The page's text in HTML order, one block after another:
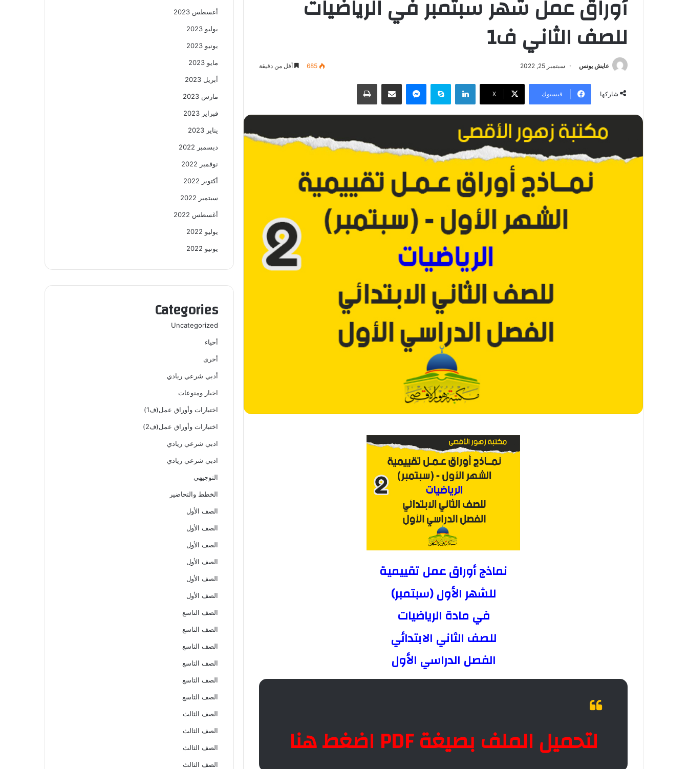
أوراق عمل شهر سبتمبر في الرياضيات
للصف الثاني ف1
عايش يونس سبتمبر 25, 2022 685 أقل من دقيقة
شاركها فيسبوك ‫X
لينكدإن سكايب
نماذج أوراق عمل تقييمية
للشهر الأول (سبتمبر)
في مادة الرياضيات
للصف الثاني الابتدائي
الفصل الدراسي الأول
لتحميل الملف بصيغة PDF اضغط هنا
أغسطس 2023
يوليو 2023
يونيو 2023
مايو 2023
أبريل 2023
مارس 2023
فبراير 2023
يناير 2023
ديسمبر 2022
نوفمبر 2022
أكتوبر 2022
سبتمبر 2022
أغسطس 2022
يوليو 2022
يونيو 2022
Categories
Uncategorized
أحياء
أخرى
أدبي شرعي ريادي
اخبار ومنوعات
اختبارات وأوراق عمل(ف1)
اختبارات وأوراق عمل(ف2)
ادبي شرعي ريادي
ادبي شرعي ريادي
التوجيهي
الخطط والتحاضير
الصف الأول
الصف الأول
الصف الأول
الصف الأول
الصف الأول
الصف الأول
الصف التاسع
الصف التاسع
الصف التاسع
الصف التاسع
الصف التاسع
الصف التاسع
الصف الثالث
الصف الثالث
الصف الثالث
الصف الثالث